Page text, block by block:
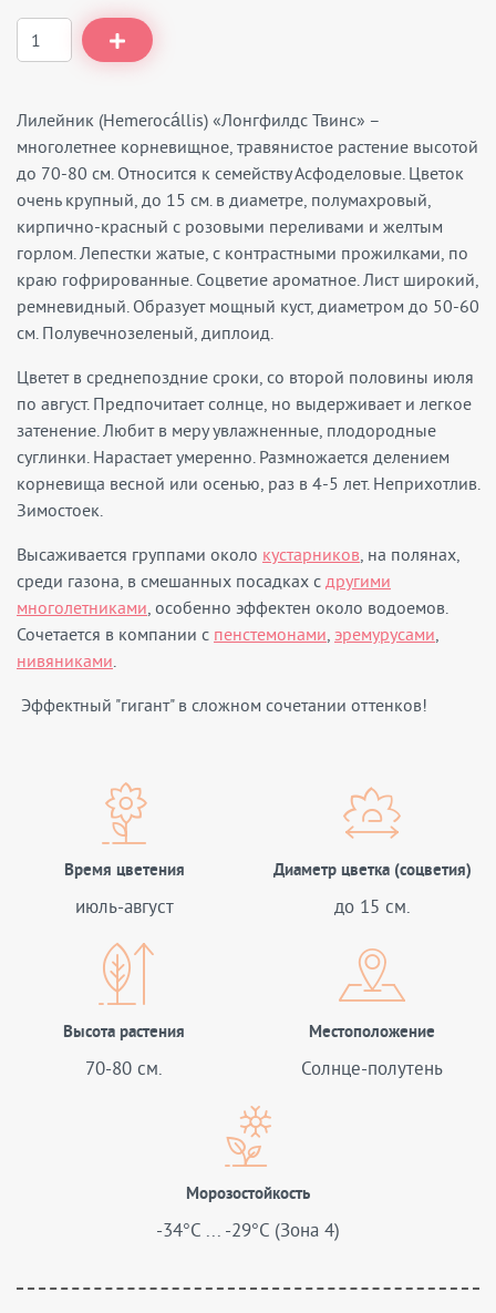
Лилейник (Hemerocállis) «Лонгфилдс Твинс» –
многолетнее корневищное, травянистое растение высотой
до 70-80 см. Относится к семейству Асфоделовые. Цветок
очень крупный, до 15 см. в диаметре, полумахровый,
кирпично-красный с розовыми переливами и желтым
горлом. Лепестки жатые, с контрастными прожилками, по
краю гофрированные. Соцветие ароматное. Лист широкий,
ремневидный. Образует мощный куст, диаметром до 50-60
см. Полувечнозеленый, диплоид.
Цветет в среднепоздние сроки, со второй половины июля
по август. Предпочитает солнце, но выдерживает и легкое
затенение. Любит в меру увлажненные, плодородные
суглинки. Нарастает умеренно. Размножается делением
корневища весной или осенью, раз в 4-5 лет. Неприхотлив.
Зимостоек.
Высаживается группами около кустарников, на полянах,
среди газона, в смешанных посадках с другими
многолетниками, особенно эффектен около водоемов.
Сочетается в компании с пенстемонами, эремурусами,
нивяниками.
Эффектный "гигант" в сложном сочетании оттенков!
Время цветения
июль-август
Диаметр цветка (соцветия)
до 15 см.
Высота растения
70-80 см.
Местоположение
Солнце-полутень
Морозостойкость
-34°C ... -29°C (Зона 4)